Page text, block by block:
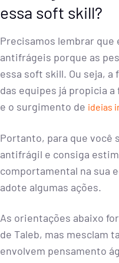
essa soft skill?
Precisamos lembrar
antifrágeis porque as
essa soft skill. Ou seja,
das equipes já propicia
e o surgimento de ideias
Portanto, para que você
antifrágil e consiga
comportamental na sua
adote algumas ações.
As orientações abaixo
de Taleb, mas mesclam
envolvem pensamento